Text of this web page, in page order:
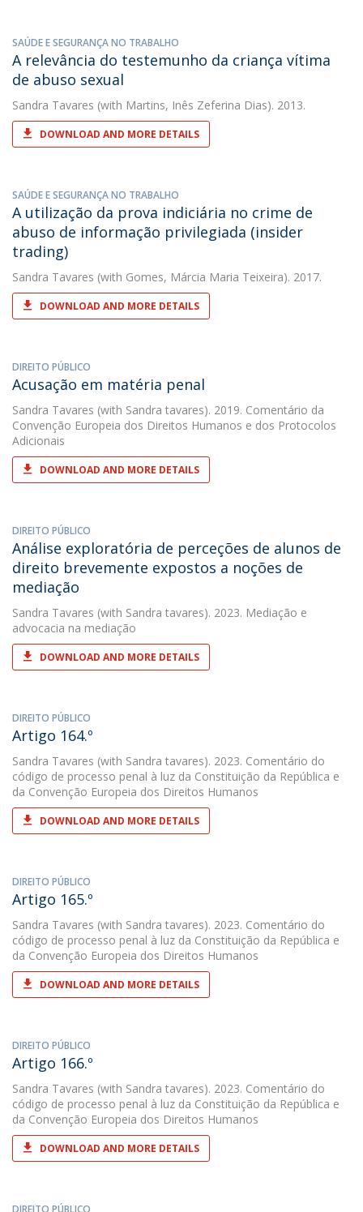
SAÚDE E SEGURANÇA NO TRABALHO
A relevância do testemunho da criança vítima
de abuso sexual
Sandra Tavares (with Martins, Inês Zeferina Dias). 2013.
DOWNLOAD AND MORE DETAILS
SAÚDE E SEGURANÇA NO TRABALHO
A utilização da prova indiciária no crime de
abuso de informação privilegiada (insider
trading)
Sandra Tavares (with Gomes, Márcia Maria Teixeira). 2017.
DOWNLOAD AND MORE DETAILS
DIREITO PÚBLICO
Acusação em matéria penal
Sandra Tavares (with Sandra tavares). 2019. Comentário da
Convenção Europeia dos Direitos Humanos e dos Protocolos
Adicionais
DOWNLOAD AND MORE DETAILS
DIREITO PÚBLICO
Análise exploratória de perceções de alunos de
direito brevemente expostos a noções de
mediação
Sandra Tavares (with Sandra tavares). 2023. Mediação e
advocacia na mediação
DOWNLOAD AND MORE DETAILS
DIREITO PÚBLICO
Artigo 164.º
Sandra Tavares (with Sandra tavares). 2023. Comentário do
código de processo penal à luz da Constituição da República e
da Convenção Europeia dos Direitos Humanos
DOWNLOAD AND MORE DETAILS
DIREITO PÚBLICO
Artigo 165.º
Sandra Tavares (with Sandra tavares). 2023. Comentário do
código de processo penal à luz da Constituição da República e
da Convenção Europeia dos Direitos Humanos
DOWNLOAD AND MORE DETAILS
DIREITO PÚBLICO
Artigo 166.º
Sandra Tavares (with Sandra tavares). 2023. Comentário do
código de processo penal à luz da Constituição da República e
da Convenção Europeia dos Direitos Humanos
DOWNLOAD AND MORE DETAILS
DIREITO PÚBLICO